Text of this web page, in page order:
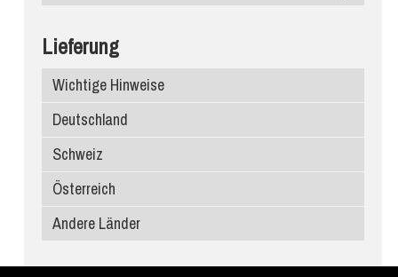
Compac Quarzagglo
Santa Margherita
Edelstein
Infinity Keramik
Dekton
Ariostea
Porcelanosa
Atlas Plan
SapienStone
Laminam
Waschbecken
Lieferung
Wichtige Hinweise
Deutschland
Schweiz
Österreich
Andere Länder